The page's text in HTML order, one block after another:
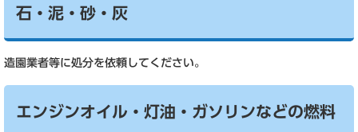
石・泥・砂・灰
造園業者等に処分を依頼してください。
エンジンオイル・灯油・ガソリンなどの燃料